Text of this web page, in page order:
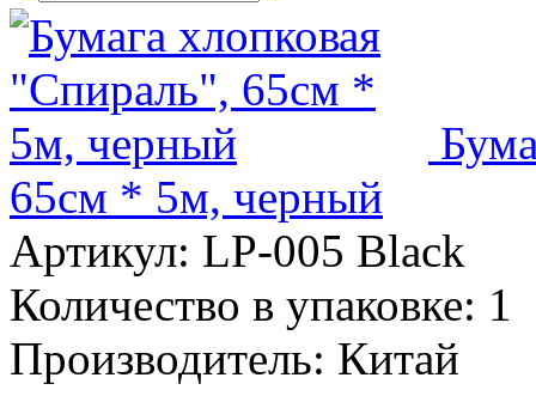
65см * 5м, черный
Артикул: LP-005 Black
Количество в упаковке: 1
Производитель: Китай